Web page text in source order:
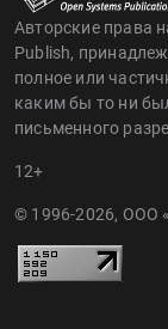
Авторские права
Publish,
полное или
каким бы то ни
письменного
12+
© 1996-2026, ООО